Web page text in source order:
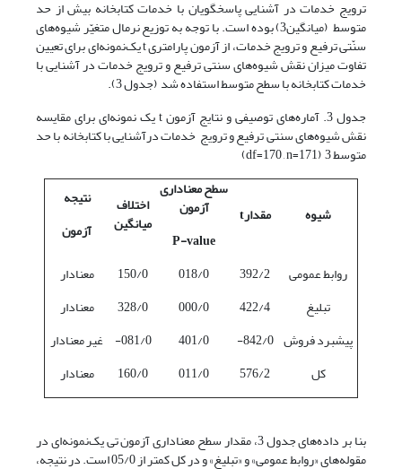
ترویج خدمات در آشنایی پاسخگویان با خدمات کتابخانه بیش از حد
متوسط (میانگین3) بوده است. با توجه به توزیع نرمال متغیّر شیوه‌های
سنّتی ترفیع و ترویج خدمات، از آزمون پارامتری t یک‌نمونه‌ای برای تعیین
تفاوت میزان نقش شیوه‌های سنتی ترفیع و ترویج خدمات در آشنایی با
خدمات کتابخانه با سطح متوسط استفاده شد (جدول 3).
جدول 3. آماره‌های توصیفی و نتایج آزمون t یک نمونه‌ای برای مقایسه
نقش شیوه‌های سنتی ترفیع و ترویج خدمات درآشنایی با کتابخانه با حد
متوسط 3 (df=170 , n=171)
شیوه مقدارt
سطح معناداری
آزمون
P-value
اختلاف
میانگین
نتیجه
آزمون
روابط عمومی
392/2
018/0
150/0
معنادار
تبلیغ
422/4
000/0
328/0
معنادار
پیشبرد فروش 842/0-
401/0
081/0-
غیر معنادار
کل
576/2
011/0
160/0 معنادار
بنا بر داده‌های جدول 3، مقدار سطح معنا‌داری آزمون تی یک‌نمونه‌ای در
مقوله‌های «روابط عمومی» و «تبلیغ» و در کل کمتر از 05/0 است. در نتیجه،